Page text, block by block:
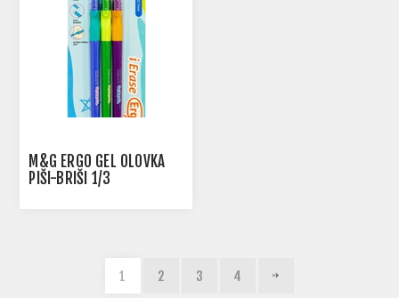
M&G ERGO GEL OLOVKA
PIŠI-BRIŠI 1/3
1 2 3 4